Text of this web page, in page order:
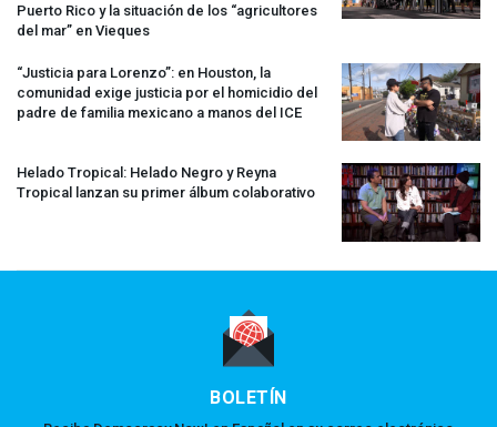
Puerto Rico y la situación de los “agricultores
del mar” en Vieques
“Justicia para Lorenzo”: en Houston, la
comunidad exige justicia por el homicidio del
padre de familia mexicano a manos del ICE
Helado Tropical: Helado Negro y Reyna
Tropical lanzan su primer álbum colaborativo
BOLETÍN